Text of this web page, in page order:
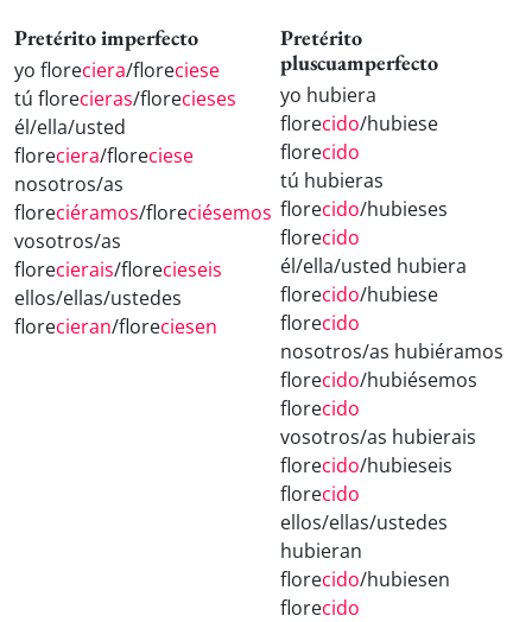
Pretérito imperfecto
yo floreciera/floreciese
tú florecieras/florecieses
él/ella/usted
floreciera/floreciese
nosotros/as
floreciéramos/floreciésemos
vosotros/as
florecierais/florecieseis
ellos/ellas/ustedes
florecieran/floreciesen
Pretérito
pluscuamperfecto
yo hubiera
florecido/hubiese
florecido
tú hubieras
florecido/hubieses
florecido
él/ella/usted hubiera
florecido/hubiese
florecido
nosotros/as hubiéramos
florecido/hubiésemos
florecido
vosotros/as hubierais
florecido/hubieseis
florecido
ellos/ellas/ustedes
hubieran
florecido/hubiesen
florecido